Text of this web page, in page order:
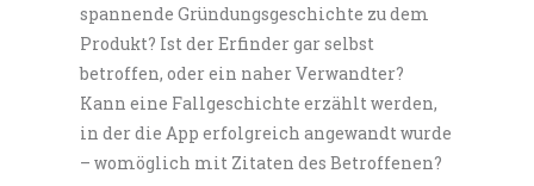
spannende Gründungsgeschichte zu dem
Produkt? Ist der Erfinder gar selbst
betroffen, oder ein naher Verwandter?
Kann eine Fallgeschichte erzählt werden,
in der die App erfolgreich angewandt wurde
– womöglich mit Zitaten des Betroffenen?